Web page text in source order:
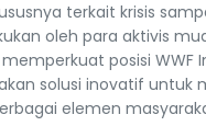
terkait krisis
oleh para aktivis
posisi WWF
solusi inovatif
elemen